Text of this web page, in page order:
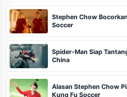
Stephen Chow
Soccer
Spider-Man Siap
China
Alasan Stephen Chow
Kung Fu Soccer